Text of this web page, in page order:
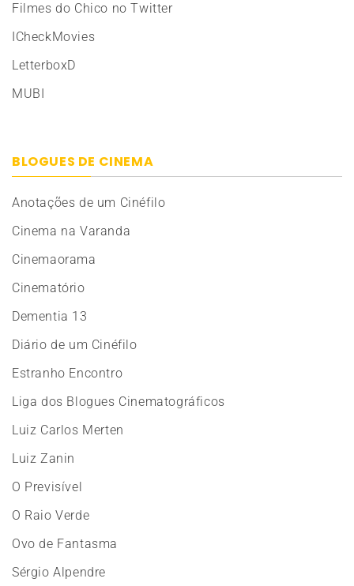
Filmes do Chico no Twitter
ICheckMovies
LetterboxD
MUBI
BLOGUES DE CINEMA
Anotações de um Cinéfilo
Cinema na Varanda
Cinemaorama
Cinematório
Dementia 13
Diário de um Cinéfilo
Estranho Encontro
Liga dos Blogues Cinematográficos
Luiz Carlos Merten
Luiz Zanin
O Previsível
O Raio Verde
Ovo de Fantasma
Sérgio Alpendre